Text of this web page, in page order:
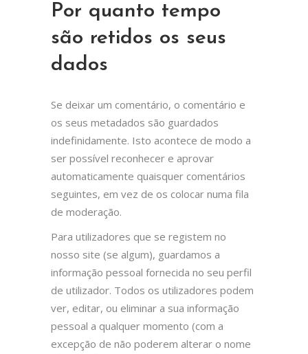
Por quanto tempo
são retidos os seus
dados
Se deixar um comentário, o comentário e
os seus metadados são guardados
indefinidamente. Isto acontece de modo a
ser possível reconhecer e aprovar
automaticamente quaisquer comentários
seguintes, em vez de os colocar numa fila
de moderação.
Para utilizadores que se registem no
nosso site (se algum), guardamos a
informação pessoal fornecida no seu perfil
de utilizador. Todos os utilizadores podem
ver, editar, ou eliminar a sua informação
pessoal a qualquer momento (com a
excepção de não poderem alterar o nome